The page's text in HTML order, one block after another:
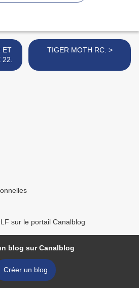
TIGER MOTH RC. >
sur le portail Canalblog
blog sur Canalblog
Créer un blog